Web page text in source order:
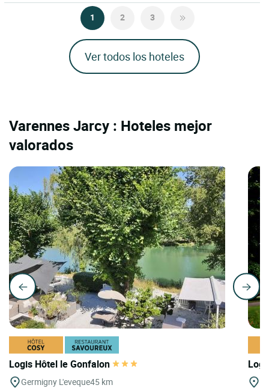
1 2 3
Ver todos los hoteles
Varennes Jarcy : Hoteles mejor
valorados
Logis Hôtel le Gonfalon
Germigny L'eveque45 km